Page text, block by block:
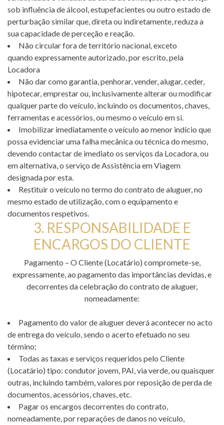
sob influência de álcool, estupefacientes ou outro estado de
perturbação similar que, direta ou indiretamente, reduza a
sua capacidade de perceção e reação.
Não circular fora de território nacional, exceto
quando expressamente autorizado, por escrito, pela
Locadora
Não dar como garantia, penhorar, vender, alugar, ceder,
hipotecar, emprestar ou, inclusivamente alterar ou modificar
qualquer parte do veículo, incluindo os documentos, chaves,
ferramentas e acessórios, ou mesmo o veículo em si.
Imobilizar imediatamente o veículo ao menor indício que
possa evidenciar uma falha mecânica ou técnica do mesmo,
devendo contactar de imediato os serviços da Locadora, ou
em alternativa, o serviço de Assistência em Viagem
designada por esta.
Restituir o veículo no termo do contrato de aluguer, no
mesmo estado de utilização, com o equipamento e
documentos respetivos.
3. RESPONSABILIDADE E
ENCARGOS DO CLIENTE
Pagamento – O Cliente (Locatário) compromete-se,
expressamente, ao pagamento das importâncias devidas, e
decorrentes da celebração do contrato de aluguer,
nomeadamente:
Pagamento do valor de aluguer deverá acontecer no acto
de entrega do veículo, sendo o acerto efetuado no seu
término;
Todas as taxas e serviços requeridos pelo Cliente
(Locatário) tipo: condutor jovem, PAI, via verde, ou quaisquer
outras, incluindo também, valores por reposição de perda de
documentos, acessórios, chaves, etc.
Pagar os encargos decorrentes do contrato,
nomeadamente, por reparações de danos no veículo,